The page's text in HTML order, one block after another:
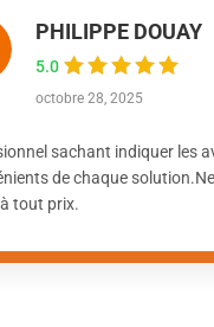
PHILIPPE DOUAY
5.0
octobre 28, 2025
sachant indiquer les
de chaque
tout prix.